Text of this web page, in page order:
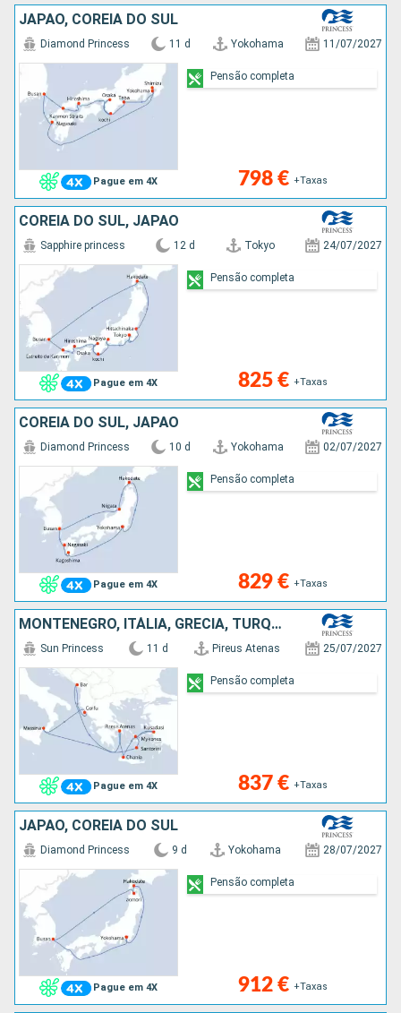
JAPÃO, COREIA DO SUL
Pague em 4X
Diamond Princess 11 d Yokohama 11/07/2027
798 € +Taxas
Pensão completa
COREIA DO SUL, JAPÃO
Pague em 4X
Sapphire princess 12 d Tokyo 24/07/2027
825 € +Taxas
Pensão completa
COREIA DO SUL, JAPÃO
Pague em 4X
Diamond Princess 10 d Yokohama 02/07/2027
829 € +Taxas
Pensão completa
MONTENEGRO, ITÁLIA, GRÉCIA, TURQUIA
Pague em 4X
Sun Princess 11 d Pireus Atenas 25/07/2027
837 € +Taxas
Pensão completa
JAPÃO, COREIA DO SUL
Pague em 4X
Diamond Princess 9 d Yokohama 28/07/2027
912 € +Taxas
Pensão completa